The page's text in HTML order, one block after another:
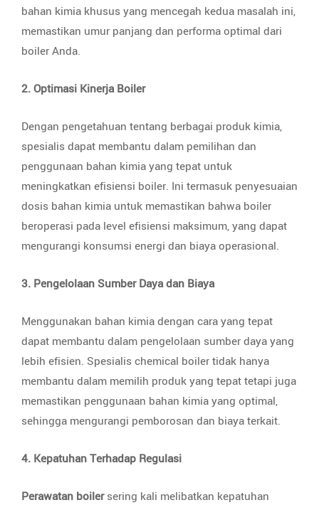
bahan kimia khusus yang mencegah kedua masalah ini,
memastikan umur panjang dan performa optimal dari
boiler Anda.
2. Optimasi Kinerja Boiler
Dengan pengetahuan tentang berbagai produk kimia,
spesialis dapat membantu dalam pemilihan dan
penggunaan bahan kimia yang tepat untuk
meningkatkan efisiensi boiler. Ini termasuk penyesuaian
dosis bahan kimia untuk memastikan bahwa boiler
beroperasi pada level efisiensi maksimum, yang dapat
mengurangi konsumsi energi dan biaya operasional.
3. Pengelolaan Sumber Daya dan Biaya
Menggunakan bahan kimia dengan cara yang tepat
dapat membantu dalam pengelolaan sumber daya yang
lebih efisien. Spesialis chemical boiler tidak hanya
membantu dalam memilih produk yang tepat tetapi juga
memastikan penggunaan bahan kimia yang optimal,
sehingga mengurangi pemborosan dan biaya terkait.
4. Kepatuhan Terhadap Regulasi
Perawatan boilersering kali melibatkan kepatuhan